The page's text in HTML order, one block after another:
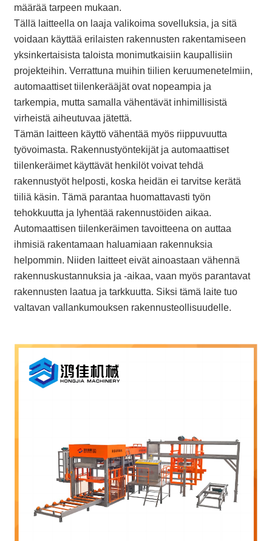
määrää tarpeen mukaan.
Tällä laitteella on laaja valikoima sovelluksia, ja sitä
voidaan käyttää erilaisten rakennusten rakentamiseen
yksinkertaisista taloista monimutkaisiin kaupallisiin
projekteihin. Verrattuna muihin tiilien keruumenetelmiin,
automaattiset tiilenkerääjät ovat nopeampia ja
tarkempia, mutta samalla vähentävät inhimillisistä
virheistä aiheutuvaa jätettä.
Tämän laitteen käyttö vähentää myös riippuvuutta
työvoimasta. Rakennustyöntekijät ja automaattiset
tiilenkeräimet käyttävät henkilöt voivat tehdä
rakennustyöt helposti, koska heidän ei tarvitse kerätä
tiiliä käsin. Tämä parantaa huomattavasti työn
tehokkuutta ja lyhentää rakennustöiden aikaa.
Automaattisen tiilenkeräimen tavoitteena on auttaa
ihmisiä rakentamaan haluamiaan rakennuksia
helpommin. Niiden laitteet eivät ainoastaan ​​vähennä
rakennuskustannuksia ja -aikaa, vaan myös parantavat
rakennusten laatua ja tarkkuutta. Siksi tämä laite tuo
valtavan vallankumouksen rakennusteollisuudelle.